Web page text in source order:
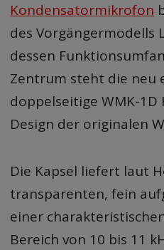
Kondensatormikrofon
des Vorgängermodells
dessen
Zentrum steht die neu
doppelseitige WMK-1D
Design der originalen
Die Kapsel liefert laut
transparenten, fein
einer
Bereich von 10 bis 11